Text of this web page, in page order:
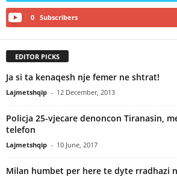
0 Subscribers
EDITOR PICKS
Ja si ta kenaqesh nje femer ne shtrat!
Lajmetshqip - 12 December, 2013
Policja 25-vjecare denoncon Tiranasin,
telefon
Lajmetshqip - 10 June, 2017
Milan humbet per here te dyte rradhazi